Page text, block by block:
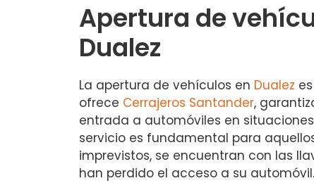
Apertura de
Dualez
La apertura de vehículos en Dualez
ofrece Cerrajeros Santander,
entrada a automóviles en
servicio es fundamental para
imprevistos, se encuentran con las
han perdido el acceso a su automóvil.